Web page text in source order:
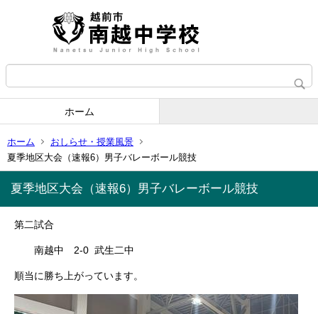
ホーム
ホーム
おしらせ・授業風景
夏季地区大会（速報6）男子バレーボール競技
夏季地区大会（速報6）男子バレーボール競技
第二試合
南越中 2-0 武生二中
順当に勝ち上がっています。